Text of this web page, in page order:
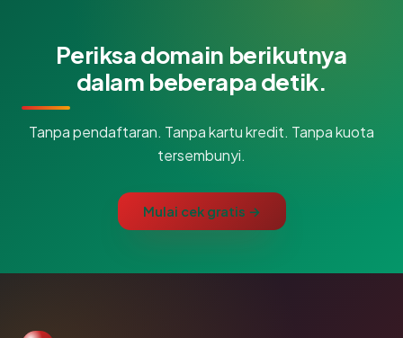
Periksa domain berikutnya
dalam beberapa detik.
Tanpa pendaftaran. Tanpa kartu kredit. Tanpa kuota
tersembunyi.
Mulai cek gratis →